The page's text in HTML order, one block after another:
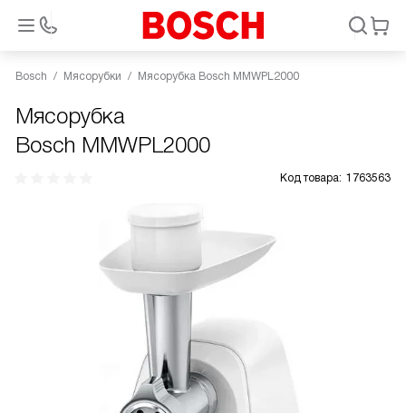
Bosch Мясорубки Мясорубка Bosch MMWPL2000
Мясорубка
Bosch MMWPL2000
Код товара: 1763563